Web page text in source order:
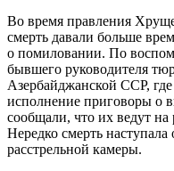
Во время правления
смерть давали больше
о помиловании. По
бывшего руководителя
Азербайджанской ССР,
исполнение приговоры о
сообщали, что их ведут на
Нередко смерть наступала
расстрельной камеры.